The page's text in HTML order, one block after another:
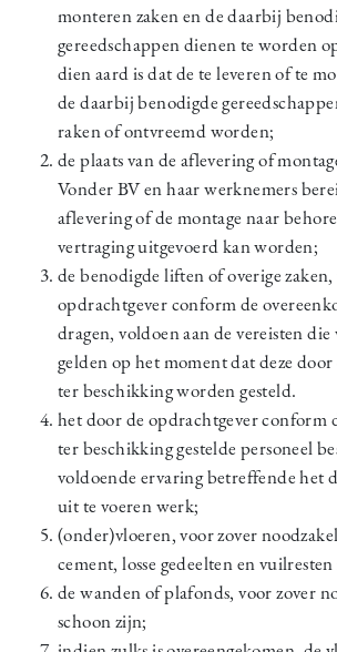
monteren zaken en de daarbij
gereedschappen dienen te worden
dien aard is dat de te leveren of te
de daarbij benodigde
raken of ontvreemd worden;
de plaats van de aflevering of
Vonder BV en haar werknemers
aflevering of de montage naar
vertraging uitgevoerd kan worden;
de benodigde liften of overige
opdrachtgever conform de
dragen, voldoen aan de vereisten die
gelden op het moment dat deze
ter beschikking worden gesteld.
het door de opdrachtgever conform
ter beschikking gestelde personeel
voldoende ervaring betreffende het
uit te voeren werk;
(onder)vloeren, voor zover
cement, losse gedeelten en
de wanden of plafonds, voor zover
schoon zijn;